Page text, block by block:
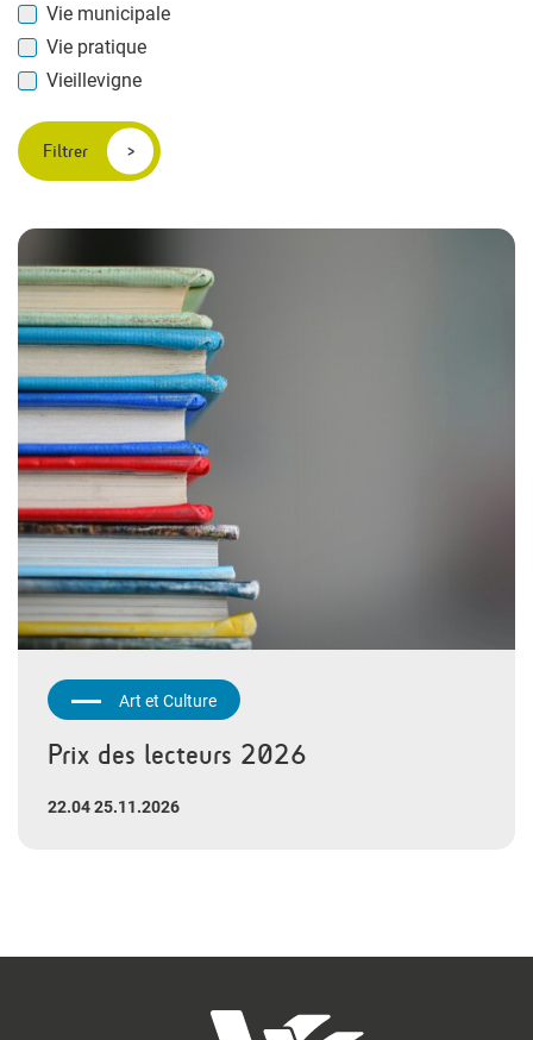
Vie municipale
Vie pratique
Vieillevigne
Filtrer
Art et Culture
Prix des lecteurs 2026
22.04 25.11.2026